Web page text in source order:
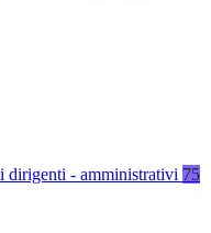
dirigenti - amministrativi 75